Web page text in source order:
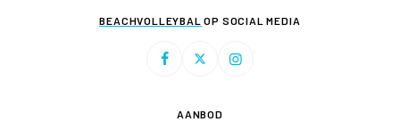
BEACHVOLLEYBAL OP SOCIAL MEDIA
AANBOD